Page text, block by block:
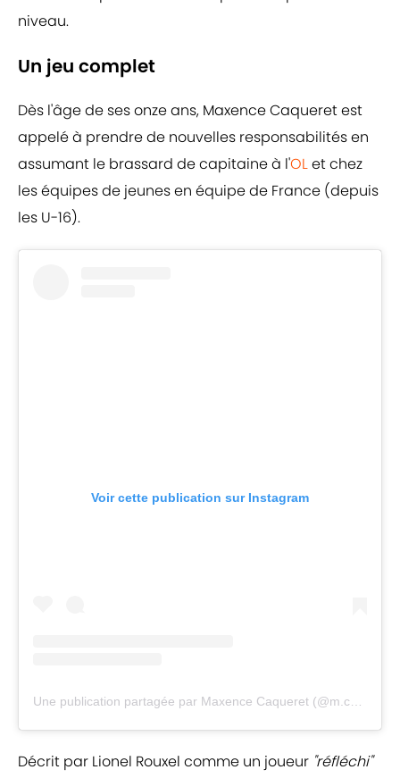
niveau.
Un jeu complet
Dès l'âge de ses onze ans, Maxence Caqueret est
appelé à prendre de nouvelles responsabilités en
assumant le brassard de capitaine à l'OLet chez
les équipes de jeunes en équipe de France (depuis
les U-16).
Voir cette publication sur Instagram
Une publication partagée par Maxence Caqueret (@m.caqueret)
Décrit par Lionel Rouxel comme un joueur "réfléchi"